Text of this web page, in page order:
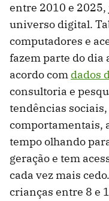
entre 2010 e 2025,
universo digital.
computadores e
fazem parte do dia
acordo com dados
consultoria e
tendências
comportamentais,
tempo olhando
geração e tem
cada vez mais
crianças entre 8 e